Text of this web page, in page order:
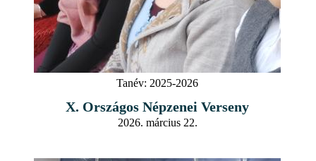
Tanév: 2025-2026
X. Országos Népzenei Verseny
2026. március 22.